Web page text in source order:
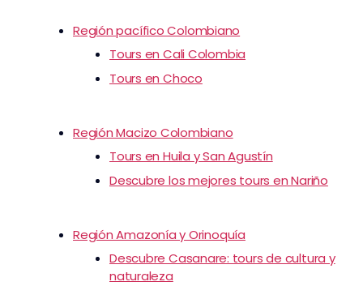
Región pacífico Colombiano
Tours en Cali Colombia
Tours en Choco
Región Macizo Colombiano
Tours en Huila y San Agustín
Descubre los mejores tours en Nariño
Región Amazonía y Orinoquía
Descubre Casanare: tours de cultura y
naturaleza